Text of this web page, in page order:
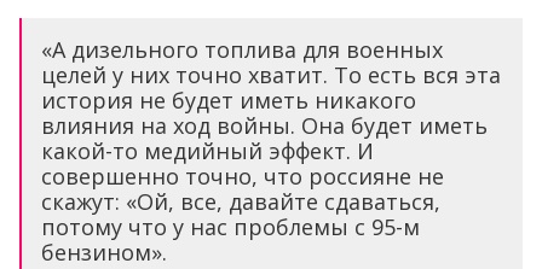
«А дизельного топлива для военных
целей у них точно хватит. То есть вся эта
история не будет иметь никакого
влияния на ход войны. Она будет иметь
какой-то медийный эффект. И
совершенно точно, что россияне не
скажут: «Ой, все, давайте сдаваться,
потому что у нас проблемы с 95-м
бензином».